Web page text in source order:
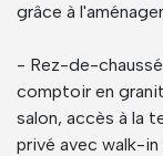
grâce à
- Rez-de-
comptoir en
salon, accès à la
privé avec walk-